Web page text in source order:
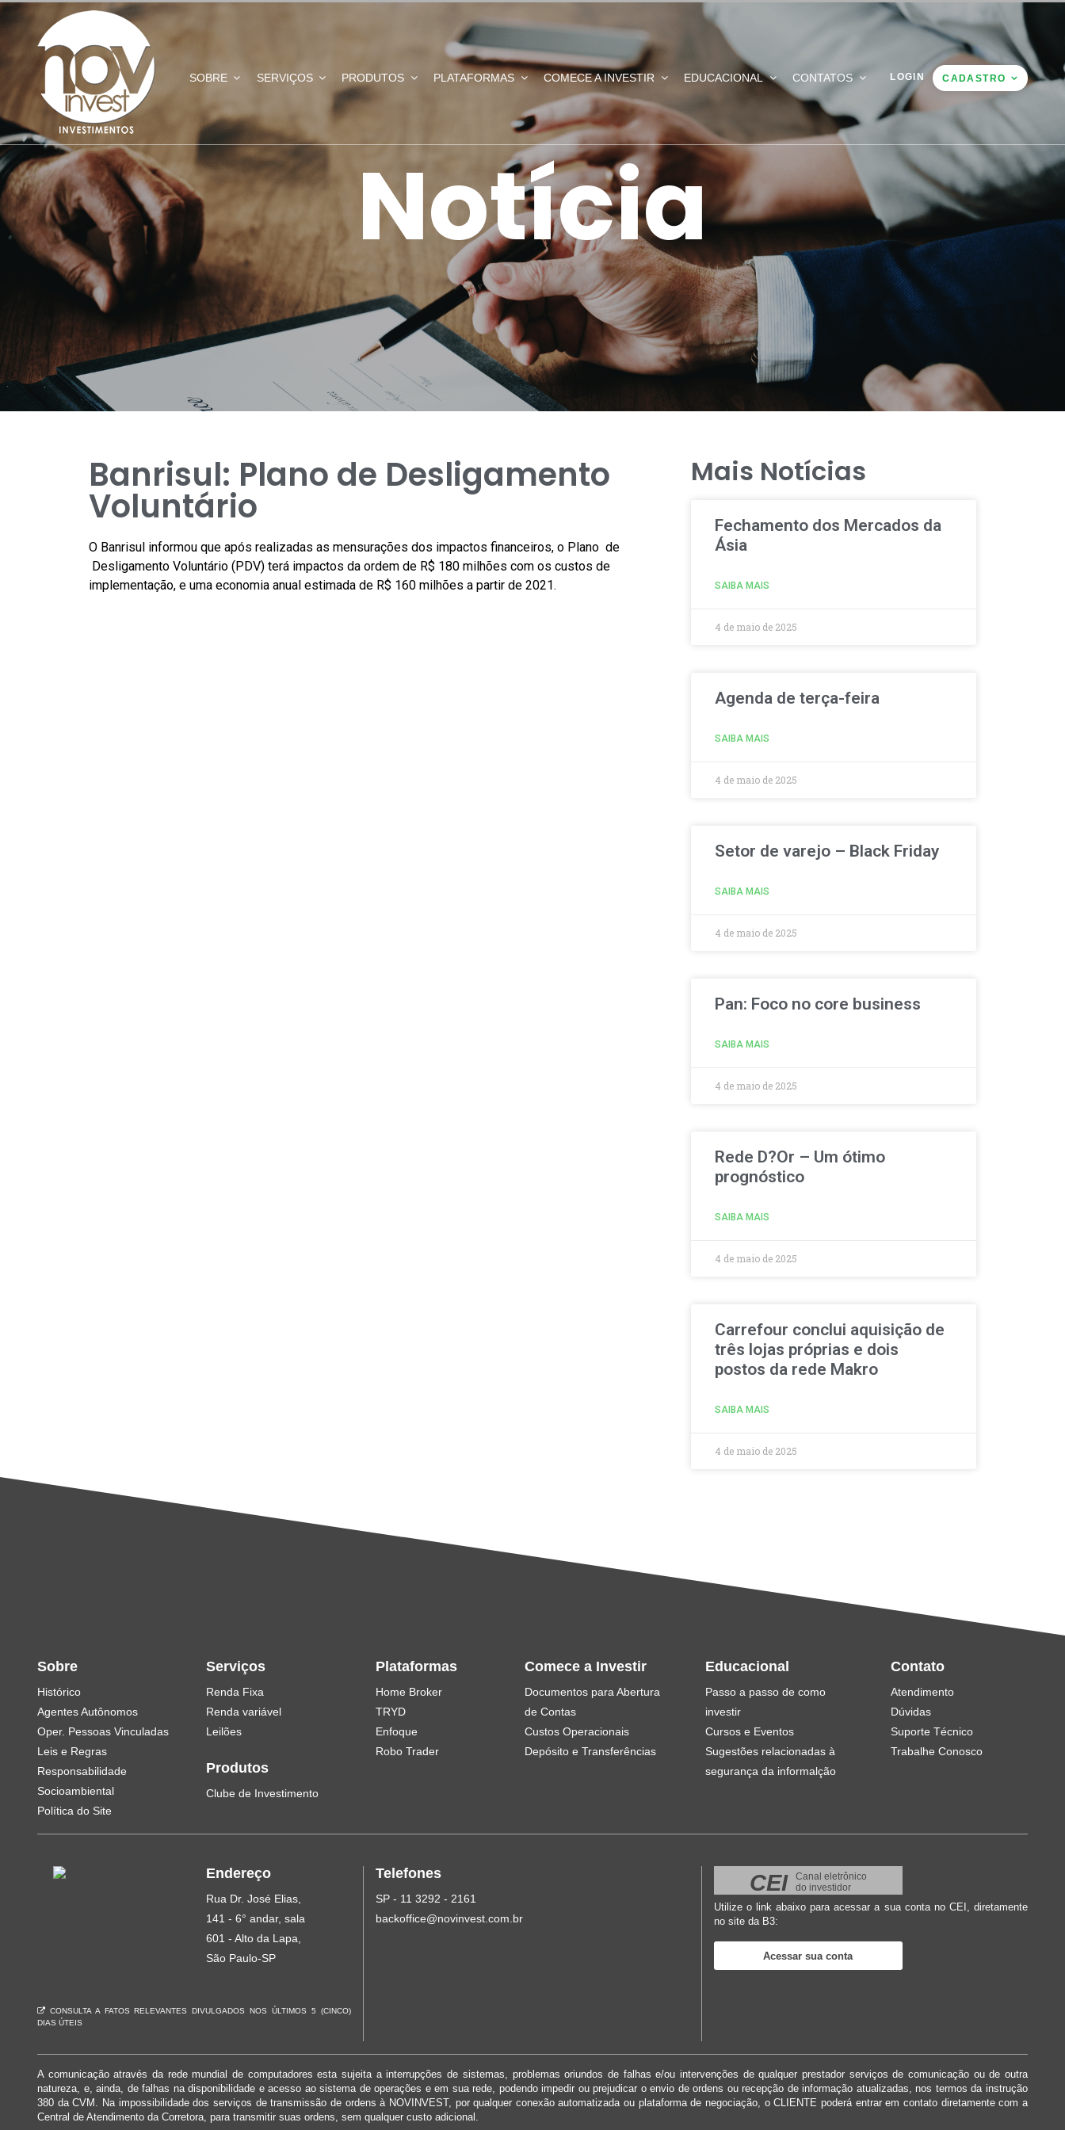
SOBRE SERVIÇOS PRODUTOS PLATAFORMAS COMECE A INVESTIR EDUCACIONAL CONTATOS LOGIN CADASTRO
Notícia
Banrisul: Plano de Desligamento
Voluntário
O Banrisul informou que após realizadas as mensurações dos impactos financeiros, o Plano de
Desligamento Voluntário (PDV) terá impactos da ordem de R$ 180 milhões com os custos de
implementação, e uma economia anual estimada de R$ 160 milhões a partir de 2021.
Mais Notícias
Fechamento dos Mercados da
Ásia
SAIBA MAIS
4 de maio de 2025
Agenda de terça-feira
SAIBA MAIS
4 de maio de 2025
Setor de varejo – Black Friday
SAIBA MAIS
4 de maio de 2025
Pan: Foco no core business
SAIBA MAIS
4 de maio de 2025
Rede D?Or – Um ótimo
prognóstico
SAIBA MAIS
4 de maio de 2025
Carrefour conclui aquisição de
três lojas próprias e dois
postos da rede Makro
SAIBA MAIS
4 de maio de 2025
Sobre
Histórico
Agentes Autônomos
Oper. Pessoas Vinculadas
Leis e Regras
Responsabilidade
Socioambiental
Política do Site
Serviços
Renda Fixa
Renda variável
Leilões
Produtos
Clube de Investimento
Plataformas
Home Broker
TRYD
Enfoque
Robo Trader
Comece a Investir
Documentos para Abertura
de Contas
Custos Operacionais
Depósito e Transferências
Educacional
Passo a passo de como
investir
Cursos e Eventos
Sugestões relacionadas à
segurança da informalção
Contato
Atendimento
Dúvidas
Suporte Técnico
Trabalhe Conosco
Endereço
Rua Dr. José Elias,
141 - 6° andar, sala
601 - Alto da Lapa,
São Paulo-SP
CONSULTA A FATOS RELEVANTES DIVULGADOS NOS ÚLTIMOS 5 (CINCO)
DIAS ÚTEIS
Telefones
SP - 11 3292 - 2161
backoffice@novinvest.com.br
CEI
Canal eletrônico
do investidor
Utilize o link abaixo para acessar a sua conta no CEI, diretamente
no site da B3:
Acessar sua conta
A comunicação através da rede mundial de computadores esta sujeita a interrupções de sistemas, problemas oriundos de falhas e/ou intervenções de qualquer prestador serviços de comunicação ou de outra
natureza, e, ainda, de falhas na disponibilidade e acesso ao sistema de operações e em sua rede, podendo impedir ou prejudicar o envio de ordens ou recepção de informação atualizadas, nos termos da instrução
380 da CVM. Na impossibilidade dos serviços de transmissão de ordens à NOVINVEST, por qualquer conexão automatizada ou plataforma de negociação, o CLIENTE poderá entrar em contato diretamente com a
Central de Atendimento da Corretora, para transmitir suas ordens, sem qualquer custo adicional.